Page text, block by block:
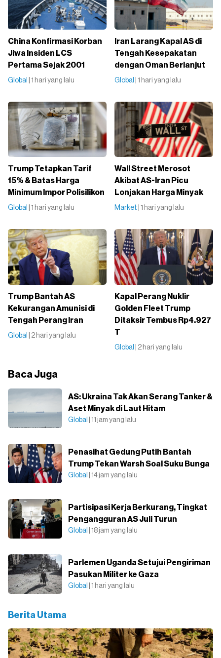
China Konfirmasi Korban
Jiwa Insiden LCS
Pertama Sejak 2001
Global | 1 hari yang lalu
Iran Larang Kapal AS di
Tengah Kesepakatan
dengan Oman Berlanjut
Global | 1 hari yang lalu
Trump Tetapkan Tarif
15% & Batas Harga
Minimum Impor Polisilikon
Global | 1 hari yang lalu
Wall Street Merosot
Akibat AS-Iran Picu
Lonjakan Harga Minyak
Market | 1 hari yang lalu
Trump Bantah AS
Kekurangan Amunisi di
Tengah Perang Iran
Global | 2 hari yang lalu
Kapal Perang Nuklir
Golden Fleet Trump
Ditaksir Tembus Rp4.927
T
Global | 2 hari yang lalu
Baca Juga
AS: Ukraina Tak Akan Serang Tanker &
Aset Minyak di Laut Hitam
Global | 11 jam yang lalu
Penasihat Gedung Putih Bantah
Trump Tekan Warsh Soal Suku Bunga
Global | 14 jam yang lalu
Partisipasi Kerja Berkurang, Tingkat
Pengangguran AS Juli Turun
Global | 18 jam yang lalu
Parlemen Uganda Setujui Pengiriman
Pasukan Militer ke Gaza
Global | 1 hari yang lalu
Berita Utama